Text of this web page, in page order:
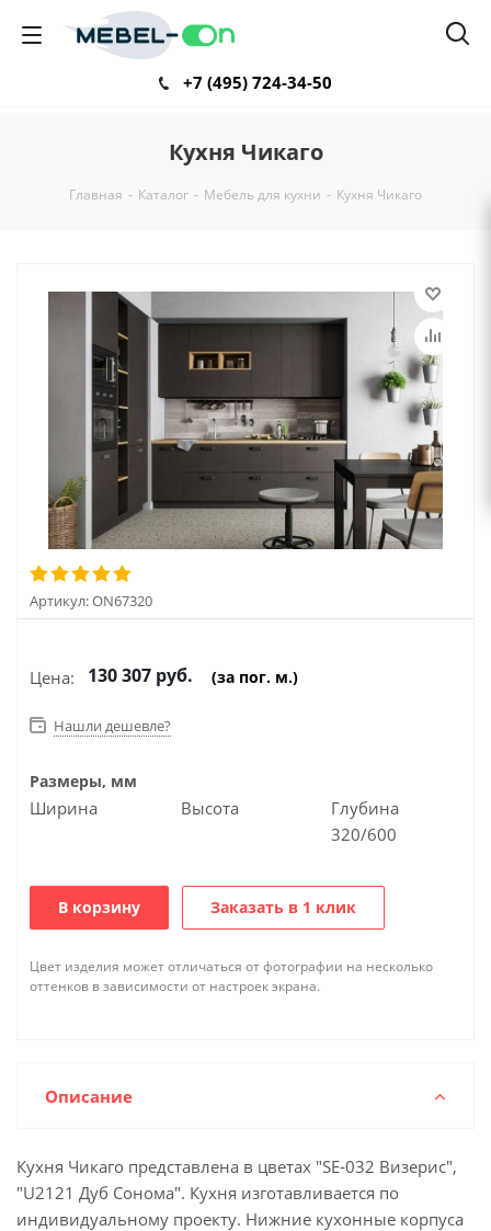
+7 (495) 724-34-50
Кухня Чикаго
Главная - Каталог - Мебель для кухни - Кухня Чикаго
Артикул:ON67320
Цена: 130 307 руб. (за пог. м.)
Нашли дешевле?
Размеры, мм
Ширина Высота
Глубина
320/600
В корзину Заказать в 1 клик
Цвет изделия может отличаться от фотографии на несколько
оттенков в зависимости от настроек экрана.
Описание
Кухня Чикаго представлена в цветах "SE-032 Визерис",
"U2121 Дуб Сонома". Кухня изготавливается по
индивидуальному проекту. Нижние кухонные корпуса